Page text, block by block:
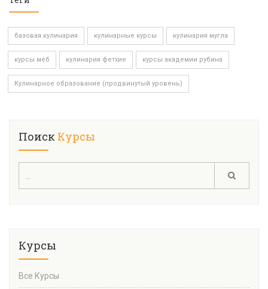
базовая кулинария кулинарные курсы кулинария мугла
курсы меб кулинария фетхие курсы академии рубина
Кулинарное образование (продвинутый уровень)
Поиск Курсы
Курсы
Все Курсы